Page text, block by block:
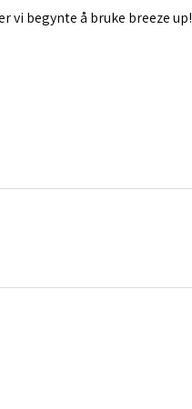
vi begynte å bruke breeze up!